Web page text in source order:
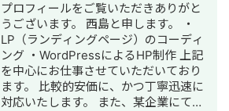
プロフィールをご覧いただきありがと
うございます。 西島と申します。 ・
LP（ランディングページ）のコーディ
ング ・WordPressによるHP制作 上記
を中心にお仕事させていただいており
ます。 比較的安価に、かつ丁寧迅速に
対応いたします。 また、某企業にて